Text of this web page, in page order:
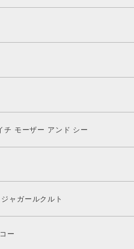
チ モーザー アンド シー
ジャガールクルト
ー